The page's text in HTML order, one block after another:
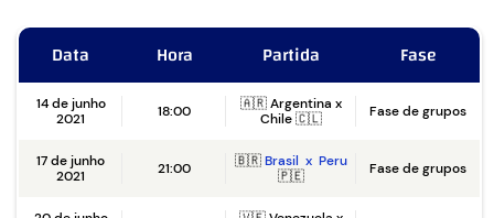
Data Hora Partida Fase
14 de junho
2021
18:00
🇦🇷 Argentina x
Chile 🇨🇱
Fase de grupos
17 de junho
2021
21:00 🇧🇷Brasil x Peru
🇵🇪
Fase de grupos